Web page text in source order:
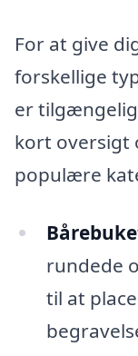
For at give
forskellige
er
kort oversigt
populære
rundede
til at